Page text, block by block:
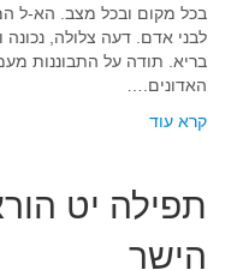
בכל מקום ובכל מצב. הא-ל
לבני אדם. דעה צלולה,
בריא. תודה על התבוננות
האדונים.…
קרא עוד
תפילה יט
הישר